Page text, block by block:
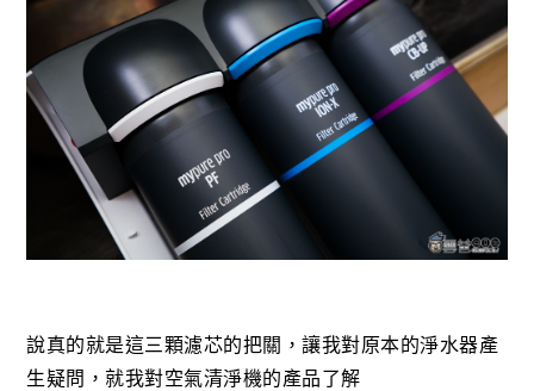
說真的就是這三顆濾芯的把關，讓我對原本的淨水器產
生疑問，就我對空氣清淨機的產品了解